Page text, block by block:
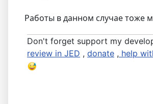
Работы в данном случае тоже
Don't forget support my
review in JED , donate , help